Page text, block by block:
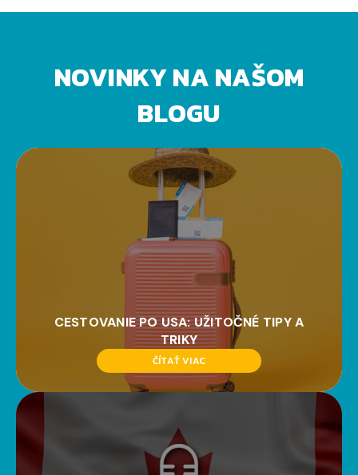
NOVINKY NA NAŠOM
BLOGU
CESTOVANIE PO USA: UŽITOČNÉ TIPY A
TRIKY
ČÍTAŤ VIAC